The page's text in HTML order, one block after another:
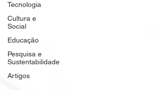
Tecnologia
Cultura e
Social
Educação
Pesquisa e
Sustentabilidade
Artigos